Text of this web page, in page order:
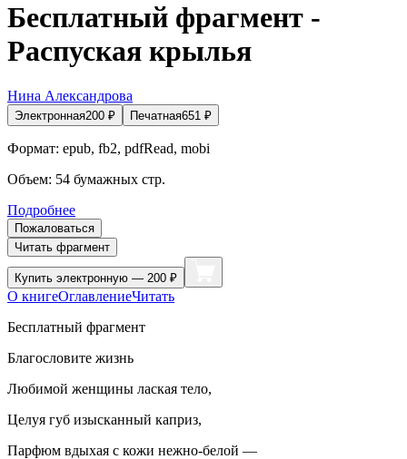
Бесплатный фрагмент -
Распуская крылья
Нина Александрова
Электронная200 ₽ Печатная651 ₽
Формат: epub, fb2, pdfRead, mobi
Объем: 54 бумажных стр.
Подробнее
Пожаловаться
Читать фрагмент
Купить электронную — 200 ₽
О книгеОглавлениеЧитать
Бесплатный фрагмент
Благословите жизнь
Любимой женщины лаская тело,
Целуя губ изысканный каприз,
Парфюм вдыхая с кожи нежно-белой —